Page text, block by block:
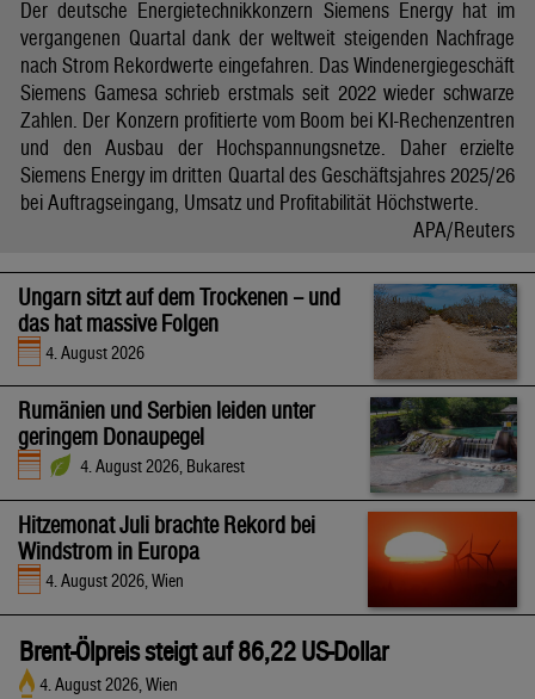
Der deutsche Energietechnikkonzern Siemens Energy hat im
vergangenen Quartal dank der weltweit steigenden Nachfrage
nach Strom Rekordwerte eingefahren. Das Windenergiegeschäft
Siemens Gamesa schrieb erstmals seit 2022 wieder schwarze
Zahlen. Der Konzern profitierte vom Boom bei KI-Rechenzentren
und den Ausbau der Hochspannungsnetze. Daher erzielte
Siemens Energy im dritten Quartal des Geschäftsjahres 2025/26
bei Auftragseingang, Umsatz und Profitabilität Höchstwerte.
APA/Reuters
Ungarn sitzt auf dem Trockenen – und
das hat massive Folgen
4. August 2026
Rumänien und Serbien leiden unter
geringem Donaupegel
4. August 2026, Bukarest
Hitzemonat Juli brachte Rekord bei
Windstrom in Europa
4. August 2026, Wien
Brent-Ölpreis steigt auf 86,22 US-Dollar
4. August 2026, Wien